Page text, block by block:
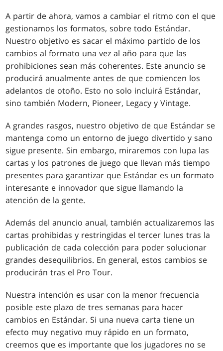
A partir de ahora, vamos a cambiar el ritmo con el que
gestionamos los formatos, sobre todo Estándar.
Nuestro objetivo es sacar el máximo partido de los
cambios al formato una vez al año para que las
prohibiciones sean más coherentes. Este anuncio se
producirá anualmente antes de que comiencen los
adelantos de otoño. Esto no solo incluirá Estándar,
sino también Modern, Pioneer, Legacy y Vintage.
A grandes rasgos, nuestro objetivo de que Estándar se
mantenga como un entorno de juego divertido y sano
sigue presente. Sin embargo, miraremos con lupa las
cartas y los patrones de juego que llevan más tiempo
presentes para garantizar que Estándar es un formato
interesante e innovador que sigue llamando la
atención de la gente.
Además del anuncio anual, también actualizaremos las
cartas prohibidas y restringidas el tercer lunes tras la
publicación de cada colección para poder solucionar
grandes desequilibrios. En general, estos cambios se
producirán tras el Pro Tour.
Nuestra intención es usar con la menor frecuencia
posible este plazo de tres semanas para hacer
cambios en Estándar. Si una nueva carta tiene un
efecto muy negativo muy rápido en un formato,
creemos que es importante que los jugadores no se